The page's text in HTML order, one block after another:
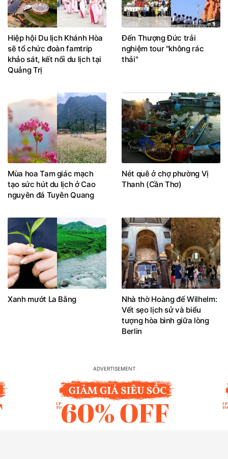
Hiệp hội Du lịch Khánh Hòa
sẽ tổ chức đoàn famtrip
khảo sát, kết nối du lịch tại
Quảng Trị
Đến Thượng Đức trải
nghiệm tour "không rác
thải"
Mùa hoa Tam giác mạch
tạo sức hút du lịch ở Cao
nguyên đá Tuyên Quang
Nét quê ở chợ phường Vị
Thanh (Cần Thơ)
Xanh mướt La Bằng
Nhà thờ Hoàng đế Wilhelm:
Vết sẹo lịch sử và biểu
tượng hòa bình giữa lòng
Berlin